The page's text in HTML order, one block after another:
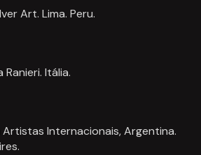
Art. Lima. Peru.
Itália.
Artistas Internacionais, Argentina.